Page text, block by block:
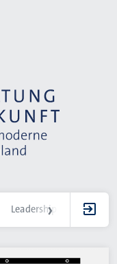
Leadership IT-